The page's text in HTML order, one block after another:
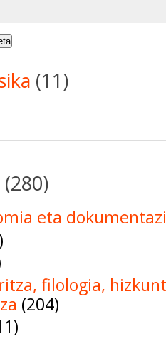
(11)
(280)
eta
filologia,
(204)